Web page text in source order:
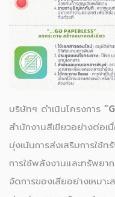
บริษัทฯ ดำเนินโครงการ
สำนักงานสีเขียวอย่างต่อ
มุ่งเน้นการส่งเสริมการใช้
การใช้พลังงานและทรัพย
จัดการของเสียอย่างเหมา